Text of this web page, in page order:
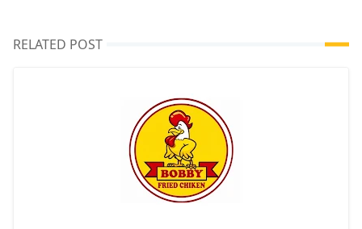
RELATED POST